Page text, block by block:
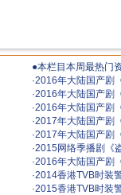
●本栏目本周最热门
·2016年大陆国产剧
·2016年大陆国产剧
·2016年大陆国产剧
·2017年大陆国产剧
·2017年大陆国产剧
·2015网络季播剧《
·2016年大陆国产剧
·2014香港TVB时装
·2015香港TVB时装